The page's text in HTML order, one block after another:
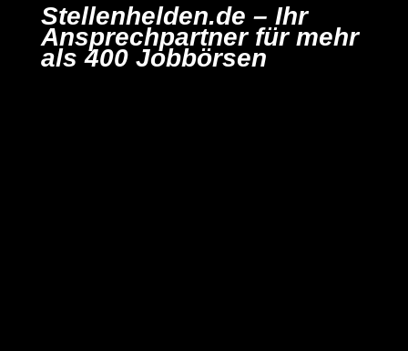
Stellenhelden.de – Ihr
Ansprechpartner für mehr
als 400 Jobbörsen